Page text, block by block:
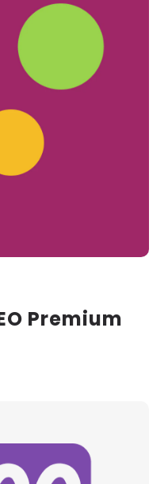
Premium